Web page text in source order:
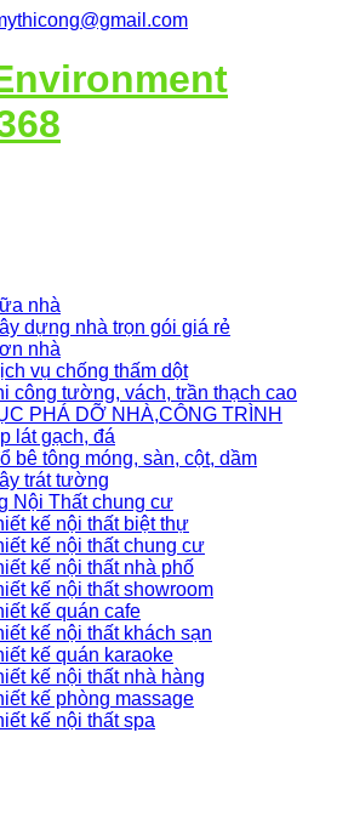
nhà
dựng nhà trọn gói giá rẻ
nhà
vụ chống thấm dột
công tường, vách, trần thạch cao
PHÁ DỠ NHÀ,CÔNG TRÌNH
lát gạch, đá
bê tông móng, sàn, cột, dầm
trát tường
Nội Thất chung cư
kế nội thất biệt thự
kế nội thất chung cư
kế nội thất nhà phố
kế nội thất showroom
kế quán cafe
kế nội thất khách sạn
kế quán karaoke
kế nội thất nhà hàng
kế phòng massage
kế nội thất spa